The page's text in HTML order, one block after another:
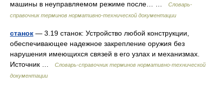
машины в неуправляемом режиме после… …
Словарь-
справочник терминов нормативно-технической документации
станок — 3.19 станок: Устройство любой конструкции,
обеспечивающее надежное закрепление оружия без
нарушения имеющихся связей в его узлах и механизмах.
Источник …
Словарь-справочник терминов нормативно-технической
документации